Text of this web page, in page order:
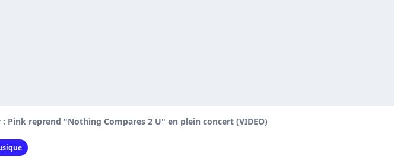
: Pink reprend "Nothing Compares 2 U" en plein concert (VIDEO)